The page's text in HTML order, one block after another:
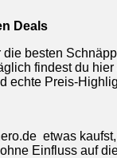
Deals
besten
findest du
echte Preis-
etwas
Einfluss auf